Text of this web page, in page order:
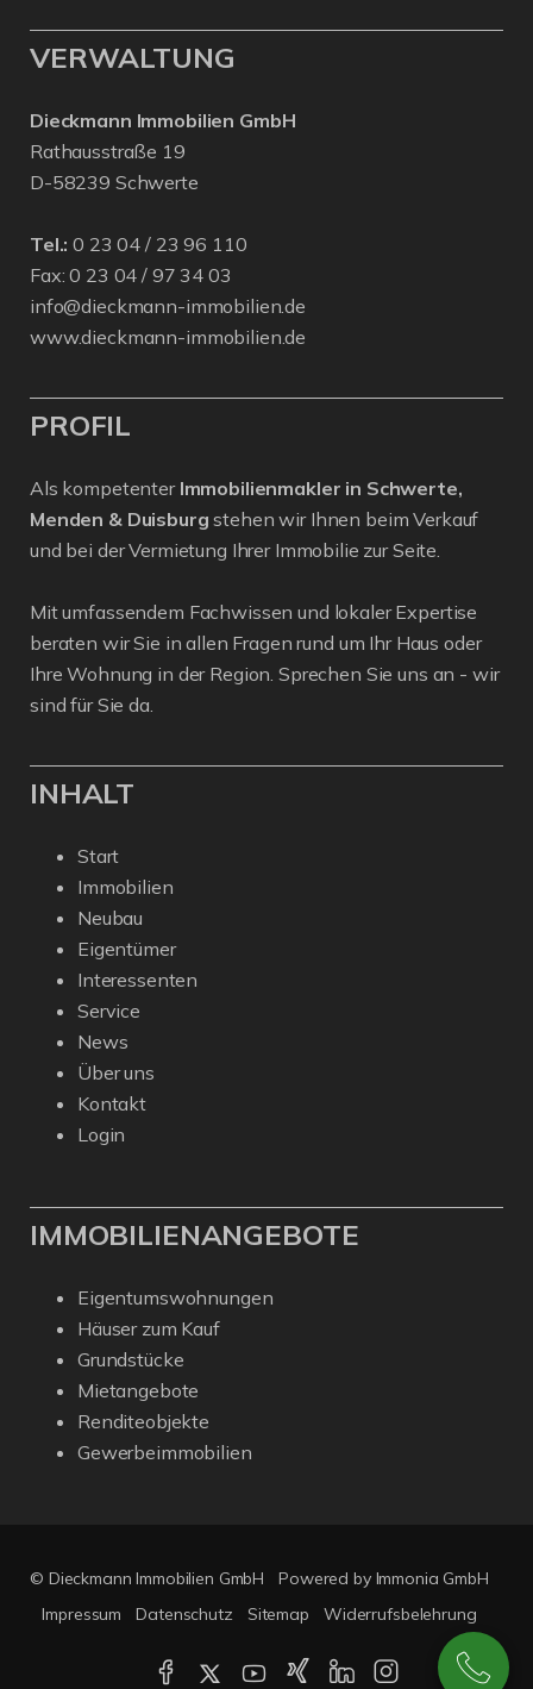
VERWALTUNG
Dieckmann Immobilien GmbH
Rathausstraße 19
D-58239 Schwerte
Tel.: 0 23 04 / 23 96 110
Fax: 0 23 04 / 97 34 03
info@dieckmann-immobilien.de
www.dieckmann-immobilien.de
PROFIL
Als kompetenter Immobilienmakler in Schwerte,
Menden & Duisburg stehen wir Ihnen beim Verkauf
und bei der Vermietung Ihrer Immobilie zur Seite.
Mit umfassendem Fachwissen und lokaler Expertise
beraten wir Sie in allen Fragen rund um Ihr Haus oder
Ihre Wohnung in der Region. Sprechen Sie uns an - wir
sind für Sie da.
INHALT
Start
Immobilien
Neubau
Eigentümer
Interessenten
Service
News
Über uns
Kontakt
Login
IMMOBILIENANGEBOTE
Eigentumswohnungen
Häuser zum Kauf
Grundstücke
Mietangebote
Renditeobjekte
Gewerbeimmobilien
© Dieckmann Immobilien GmbH
Powered by Immonia GmbH
Impressum
Datenschutz Sitemap Widerrufsbelehrung